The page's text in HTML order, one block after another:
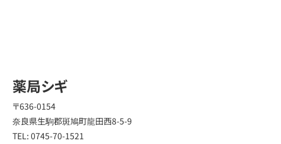
薬局シギ
〒636-0154
奈良県生駒郡斑鳩町龍田西8-5-9
TEL: 0745-70-1521